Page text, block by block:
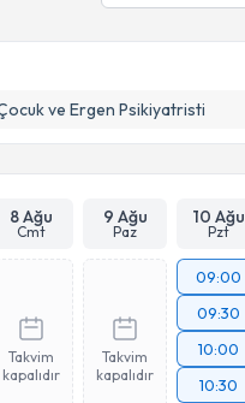
ve Ergen Psikiyatristi
8 Ağu
Cmt
9 Ağu
Paz
10 Ağu
Pzt
Takvim
kapalıdır
Takvim
kapalıdır
09:00
09:30
10:00
10:30